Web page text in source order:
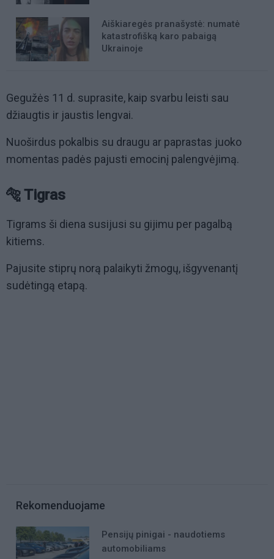
Aiškiaregės pranašystė: numatė
katastrofišką karo pabaigą
Ukrainoje
Gegužės 11 d. suprasite, kaip svarbu leisti sau
džiaugtis ir jaustis lengvai.
Nuoširdus pokalbis su draugu ar paprastas juoko
momentas padės pajusti emocinį palengvėjimą.
🐅 Tigras
Tigrams ši diena susijusi su gijimu per pagalbą
kitiems.
Pajusite stiprų norą palaikyti žmogų, išgyvenantį
sudėtingą etapą.
Rekomenduojame
Pensijų pinigai - naudotiems
automobiliams